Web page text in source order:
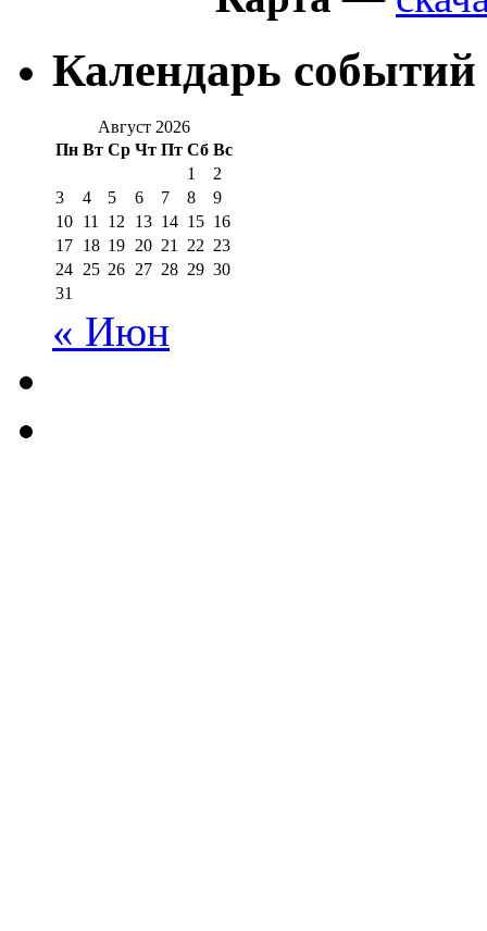
Календарь событий
Август 2026
Пн Вт Ср Чт Пт Сб Вс
1
2
3
4 5 6 7 8
9
10 11 12 13 14 15 16
17 18 19 20 21 22 23
24 25 26 27 28 29 30
31
« Июн